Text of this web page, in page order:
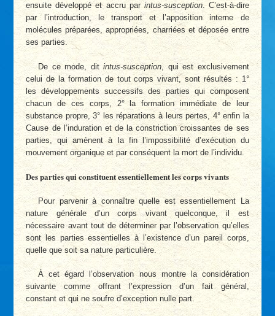
ensuite développé et accru par intus-susception. C’est-à-dire
par l’introduction, le transport et l’apposition interne de
molécules préparées, appropriées, charriées et déposée entre
ses parties.
De ce mode, ditintus-susception , qui est exclusivement
celui de la formation de tout corps vivant, sont résultés : 1°
les développements successifs des parties qui composent
chacun de ces corps, 2° la formation immédiate de leur
substance propre, 3° les réparations à leurs pertes, 4° enfin la
Cause de l’induration et de la constriction croissantes de ses
parties, qui amènent à la fin l’impossibilité d’exécution du
mouvement organique et par conséquent la mort de l’individu.
Des parties qui constituent essentiellement les corps vivants
Pour parvenir à connaître quelle est essentiellement La
nature générale d’un corps vivant quelconque, il est
nécessaire avant tout de déterminer par l’observation qu’elles
sont les parties essentielles à l’existence d’un pareil corps,
quelle que soit sa nature particulière.
À cet égard l’observation nous montre la considération
suivante comme offrant l’expression d’un fait général,
constant et qui ne soufre d’exception nulle part.